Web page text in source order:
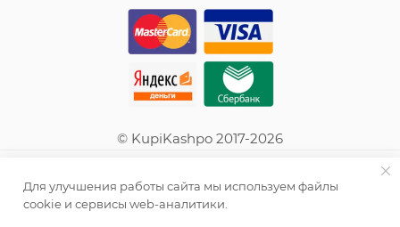
© KupiKashpo 2017-2026
Для улучшения работы сайта мы используем файлы
cookie и сервисы web-аналитики.